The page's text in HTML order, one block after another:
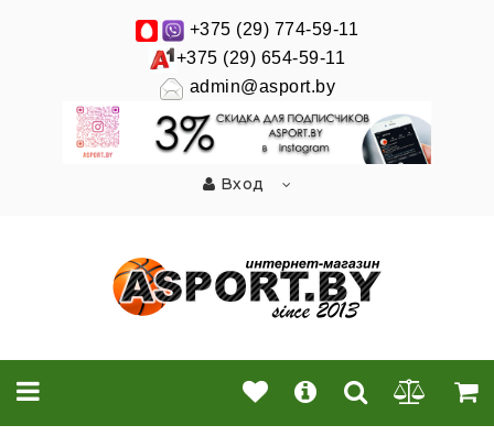
+375 (29) 774-59-11
+375 (29) 654-59-11
admin@asport.by
Вход